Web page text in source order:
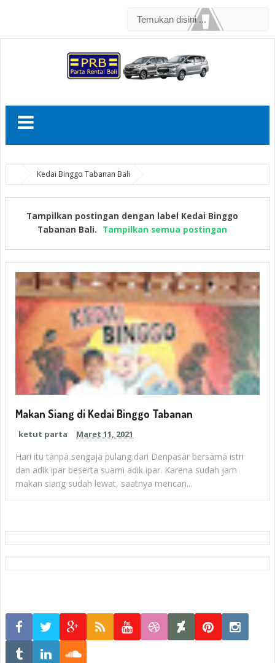
Kedai Binggo Tabanan Bali
Tampilkan postingan dengan label Kedai Binggo
Tabanan Bali. Tampilkan semua postingan
Makan Siang di Kedai Binggo Tabanan
ketut parta Maret 11, 2021
Hari itu tanpa sengaja pulang dari Denpasar bersama istri
dan adik ipar beserta suami adik ipar. Karena sudah jam
makan siang sudah lewat, saatnya mencari...